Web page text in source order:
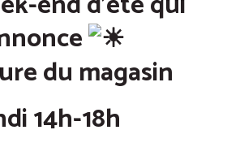
du magasin
14h-18h